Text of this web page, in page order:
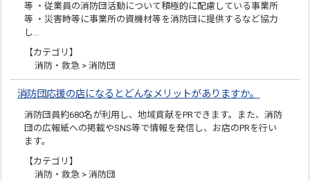
等 ・従業員の消防団活動について積極的に配慮している事業所
等 ・災害時等に事業所の資機材等を消防団に提供するなど協力
し…
【カテゴリ】
消防・救急 > 消防団
消防団応援の店になるとどんなメリットがありますか。
消防団員約680名が利用し、地域貢献をPRできます。また、消防
団の広報紙への掲載やSNS等で情報を発信し、お店のPRを行い
ます。
【カテゴリ】
消防・救急 > 消防団